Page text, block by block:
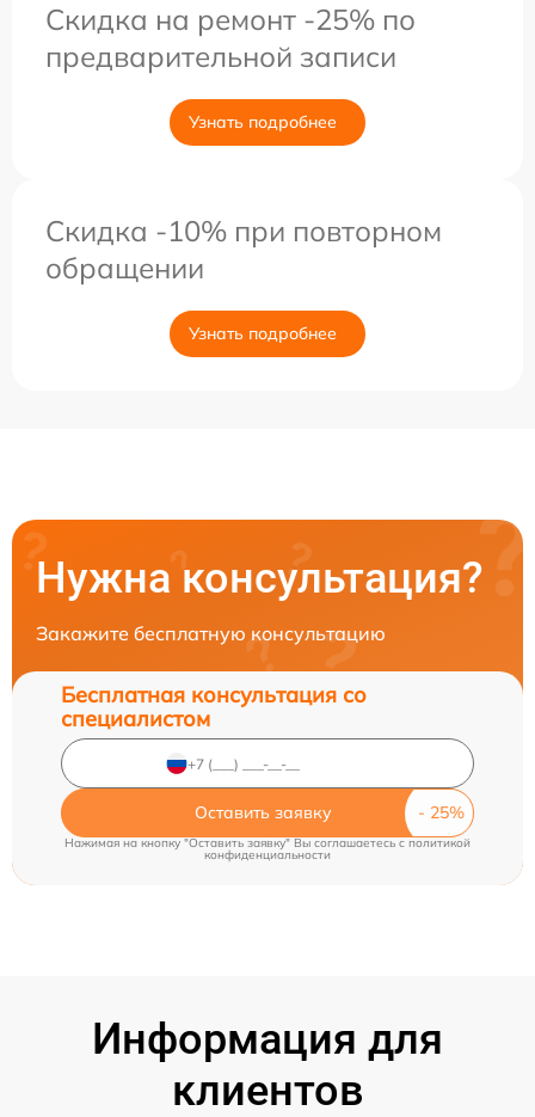
Скидка на ремонт -25% по
предварительной записи
Узнать подробнее
Скидка -10% при повторном
обращении
Узнать подробнее
Нужна консультация?
Закажите бесплатную консультацию
Бесплатная консультация со
специалистом
Оставить заявку
Нажимая на кнопку "Оставить заявку" Вы соглашаетесь cполитикой
конфиденциальности
Информация для
клиентов